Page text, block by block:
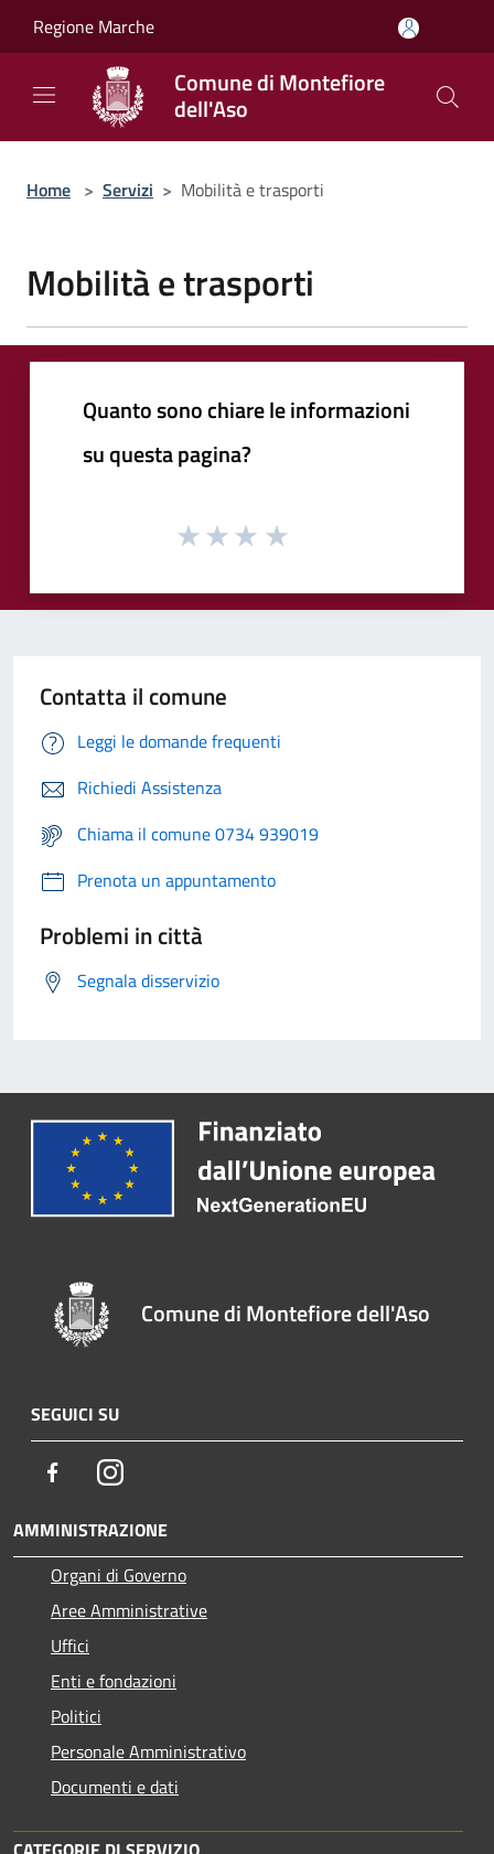
Regione Marche
Comune di Montefiore
dell'Aso
Home > Servizi > Mobilità e trasporti
Mobilità e trasporti
Quanto sono chiare le informazioni
su questa pagina?
Contatta il comune
Leggi le domande frequenti
Richiedi Assistenza
Chiama il comune 0734 939019
Prenota un appuntamento
Problemi in città
Segnala disservizio
Comune di Montefiore dell'Aso
SEGUICI SU
FacebookInstagram
AMMINISTRAZIONE
Organi di Governo
Aree Amministrative
Uffici
Enti e fondazioni
Politici
Personale Amministrativo
Documenti e dati